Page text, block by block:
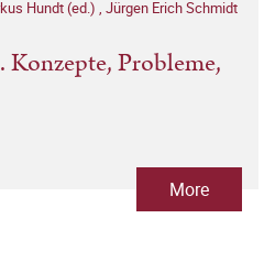
Hundt (ed.) , Jürgen Erich Schmidt
Probleme,
More